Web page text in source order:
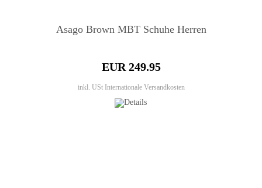
Asago Brown MBT Schuhe Herren
EUR 249.95
inkl. USt Internationale Versandkosten